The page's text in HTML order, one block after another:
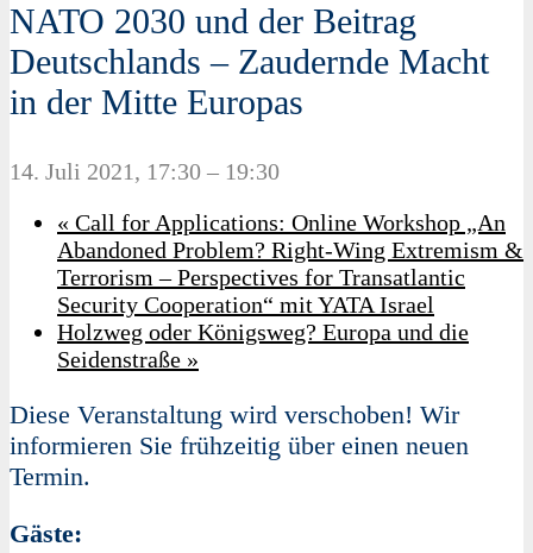
NATO 2030 und der Beitrag
Deutschlands – Zaudernde Macht
in der Mitte Europas
14. Juli 2021, 17:30 – 19:30
« Call for Applications: Online Workshop „An
Abandoned Problem? Right-Wing Extremism &
Terrorism – Perspectives for Transatlantic
Security Cooperation“ mit YATA Israel
Holzweg oder Königsweg? Europa und die
Seidenstraße »
Diese Veranstaltung wird verschoben! Wir
informieren Sie frühzeitig über einen neuen
Termin.
Gäste: